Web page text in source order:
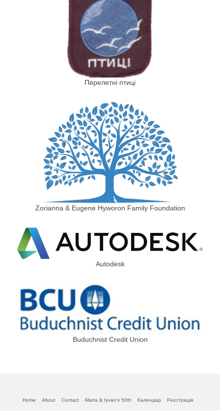
Перелетні птиці
Zorianna & Eugene Hyworon Family Foundation
Autodesk
Buduchnist Credit Union
Home About Contact Marta & Iyvan’s 50th Календар Реєстрація